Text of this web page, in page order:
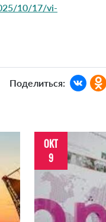
10/17/vi-
Поделиться:
ОКТ
9